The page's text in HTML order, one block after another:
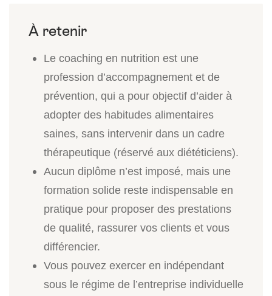
Le coaching en nutrition est une
profession d’accompagnement et de
prévention, qui a pour objectif d’aider à
adopter des habitudes alimentaires
saines, sans intervenir dans un cadre
thérapeutique (réservé aux diététiciens).
Aucun diplôme n’est imposé, mais une
formation solide reste indispensable en
pratique pour proposer des prestations
de qualité, rassurer vos clients et vous
différencier.
Vous pouvez exercer en indépendant
sous le régime de l’entreprise individuelle